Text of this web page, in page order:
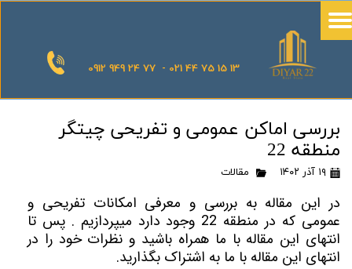
0912 949 24 77 - 021 44 75 15 13
بررسی اماکن عمومی و تفریحی چیتگر
منطقه 22
۱۹ آذر ۱۴۰۲ مقالات
در این مقاله به بررسی و معرفی امکانات تفریحی و
عمومی که در منطقه 22 وجود دارد میپردازیم . پس تا
انتهای این مقاله با ما همراه باشید و نظرات خود را در
انتهای این مقاله با ما به اشتراک بگذارید.